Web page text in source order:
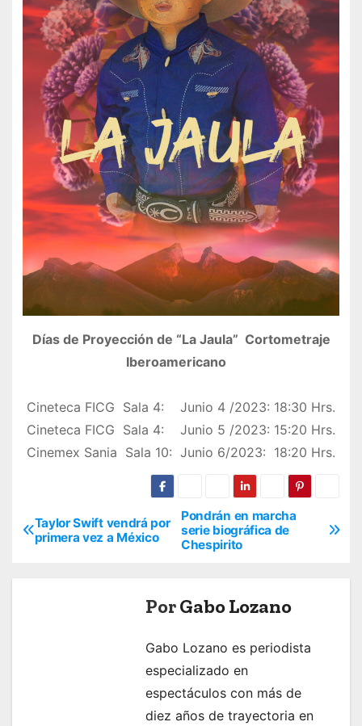
Días de Proyección de “La Jaula” Cortometraje
Iberoamericano
Cineteca FICG Sala 4: Junio 4 /2023: 18:30 Hrs.
Cineteca FICG Sala 4: Junio 5 /2023: 15:20 Hrs.
Cinemex Sania Sala 10: Junio 6/2023: 18:20 Hrs.
N
Pondrán en marcha
serie biográfica de
Chespirito
Taylor Swift vendrá por
primera vez a México
PorGabo Lozano
Gabo Lozano es periodista
especializado en
espectáculos con más de
diez años de trayectoria en